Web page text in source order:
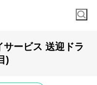
サービス 送迎ドラ
)